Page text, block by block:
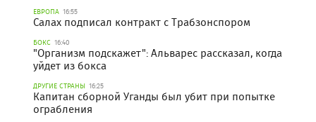
ЕВРОПА 16:55
Салах подписал контракт с Трабзонспором
БОКС 16:40
"Организм подскажет": Альварес рассказал, когда
уйдет из бокса
ДРУГИЕ СТРАНЫ 16:25
Капитан сборной Уганды был убит при попытке
ограбления